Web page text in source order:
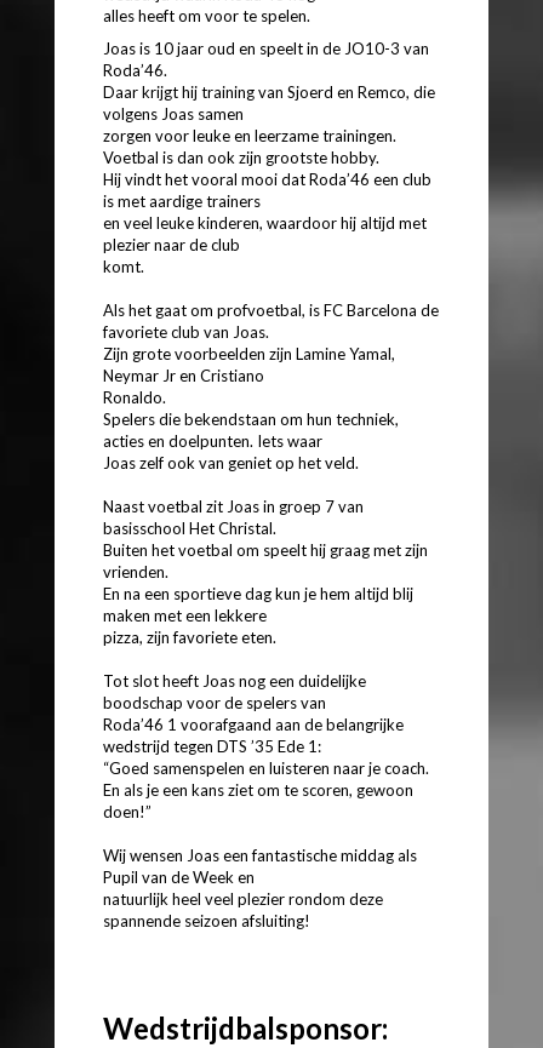
alles heeft om voor te spelen.
Joas is 10 jaar oud en speelt in de JO10-3 van
Roda’46.
Daar krijgt hij training van Sjoerd en Remco, die
volgens Joas samen
zorgen voor leuke en leerzame trainingen.
Voetbal is dan ook zijn grootste hobby.
Hij vindt het vooral mooi dat Roda’46 een club
is met aardige trainers
en veel leuke kinderen, waardoor hij altijd met
plezier naar de club
komt.
Als het gaat om profvoetbal, is FC Barcelona de
favoriete club van Joas.
Zijn grote voorbeelden zijn Lamine Yamal,
Neymar Jr en Cristiano
Ronaldo.
Spelers die bekendstaan om hun techniek,
acties en doelpunten. Iets waar
Joas zelf ook van geniet op het veld.
Naast voetbal zit Joas in groep 7 van
basisschool Het Christal.
Buiten het voetbal om speelt hij graag met zijn
vrienden.
En na een sportieve dag kun je hem altijd blij
maken met een lekkere
pizza, zijn favoriete eten.
Tot slot heeft Joas nog een duidelijke
boodschap voor de spelers van
Roda’46 1 voorafgaand aan de belangrijke
wedstrijd tegen DTS ’35 Ede 1:
“Goed samenspelen en luisteren naar je coach.
En als je een kans ziet om te scoren, gewoon
doen!”
Wij wensen Joas een fantastische middag als
Pupil van de Week en
natuurlijk heel veel plezier rondom deze
spannende seizoen afsluiting!
Wedstrijdbalsponsor: